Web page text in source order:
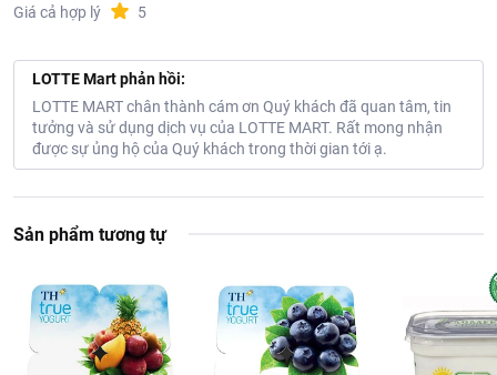
Giá cả hợp lý
5
LOTTE Mart phản hồi:
LOTTE MART chân thành cám ơn Quý khách đã quan tâm, tin
tưởng và sử dụng dịch vụ của LOTTE MART. Rất mong nhận
được sự ủng hộ của Quý khách trong thời gian tới ạ.
Sản phẩm tương tự